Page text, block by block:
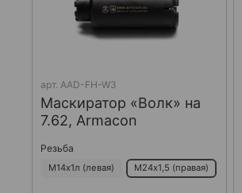
арт. AAD-FH-W3
Маскиратор «Волк» на
7.62, Armacon
Резьба
М14х1л (левая) М24х1,5 (правая)